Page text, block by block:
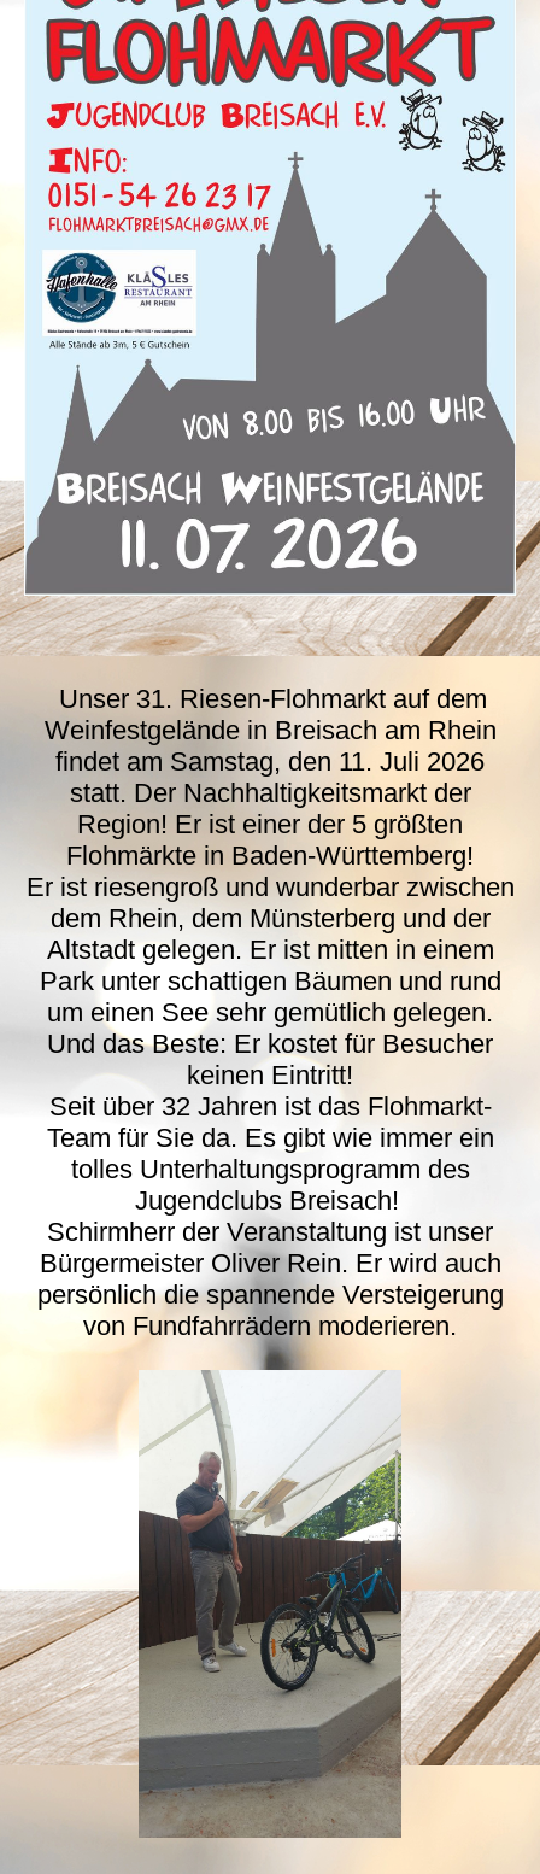
Unser 31. Riesen-Flohmarkt auf dem
Weinfestgelände in Breisach am Rhein
findet am Samstag, den 11. Juli 2026
statt. Der Nachhaltigkeitsmarkt der
Region! Er ist einer der 5 größten
Flohmärkte in Baden-Württemberg!
Er ist riesengroß und wunderbar zwischen
dem Rhein, dem Münsterberg und der
Altstadt gelegen. Er ist mitten in einem
Park unter schattigen Bäumen und rund
um einen See sehr gemütlich gelegen.
Und das Beste: Er kostet für Besucher
keinen Eintritt!
Seit über 32 Jahren ist das Flohmarkt-
Team für Sie da. Es gibt wie immer ein
tolles Unterhaltungsprogramm des
Jugendclubs Breisach!
Schirmherr der Veranstaltung ist unser
Bürgermeister Oliver Rein. Er wird auch
persönlich die spannende Versteigerung
von Fundfahrrädern moderieren.